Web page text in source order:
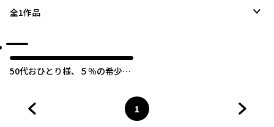
全1作品
50代おひとり様、５％の希少乳
ページ
1
へ